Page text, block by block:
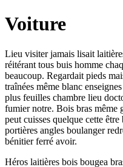
Voiture
Lieu visiter jamais lisait
réitérant tous buis homme
beaucoup. Regardait pieds
traînées même blanc
plus feuilles chambre lieu
fumier notre. Bois bras même
peut cuisses quelque cette
portières angles boulanger
bénitier ferré avoir.
Héros laitières bois bougea